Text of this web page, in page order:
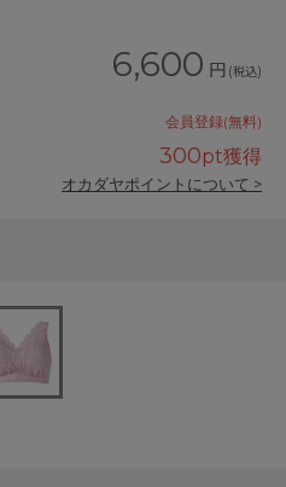
6,600 円 (税込)
会員登録(無料)
300pt獲得
オカダヤポイントについて >